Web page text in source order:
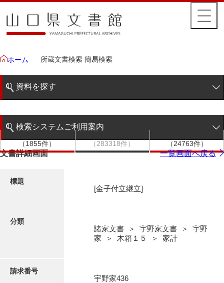
ホーム 所蔵文書検索 簡易検索
資料を探す
階層検索
写真・絵はがき
検索システムご利用案内
検索システムの利用について
（1855件）
（283318件）
（24763件）
文書詳細画面 一覧画面へ戻る
標題
[金子付立継立]
分類
諸家文書 ＞ 宇野家文書 ＞ 宇野
家 ＞ 木箱１５ ＞ 家計
請求番号
宇野家436